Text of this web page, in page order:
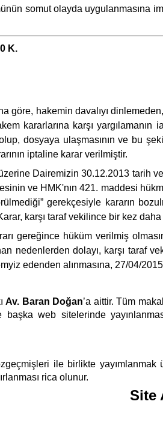
somut olayda uygulanmasına
K.
göre, hakemin davalıyı
kararlarına karşı
dosyaya ulaşmasının ve bu
iptaline karar verilmiştir.
Dairemizin 30.12.2013 tarih
ve HMK'nın 421. maddesi
gerekçesiyle kararın
karşı taraf vekilince bir kez
gereğince hüküm verilmiş
nedenlerden dolayı, karşı
edenden alınmasına, 27/04/
Av. Baran Doğan’a aittir. Tüm
web sitelerinde
ile birlikte yayımlanmak
rica olunur.
Site